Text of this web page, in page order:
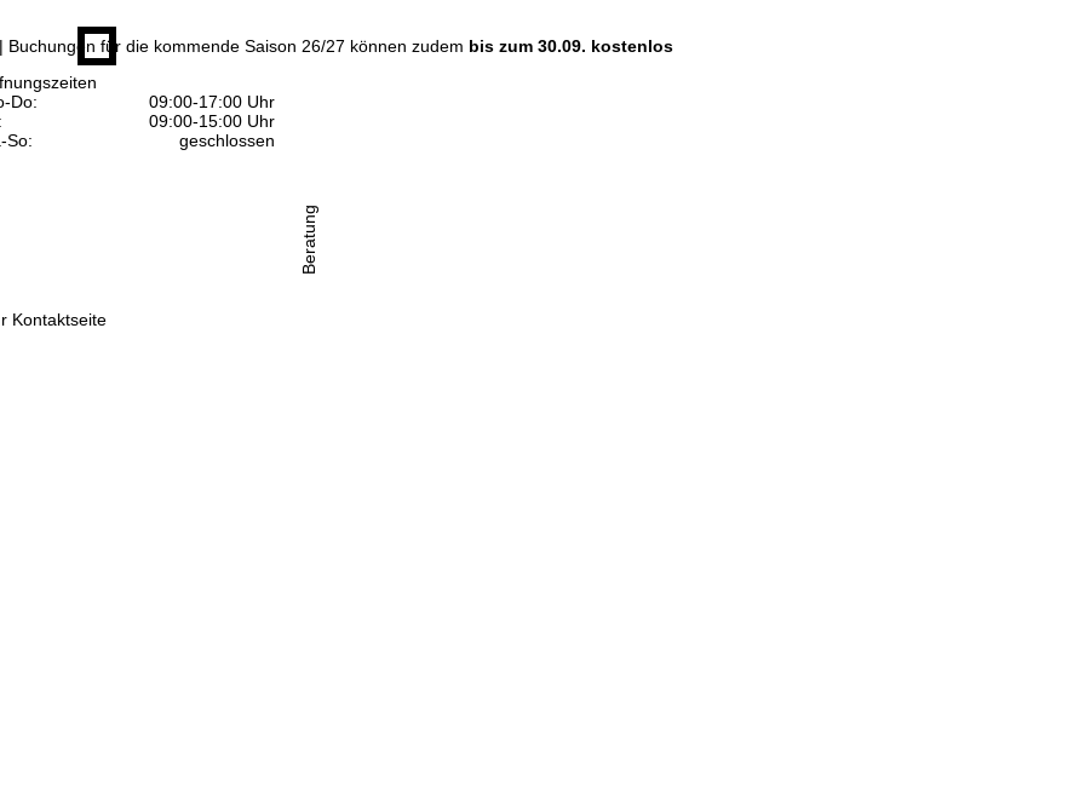
Do:
09:00-17:00 Uhr
09:00-15:00 Uhr
So:
geschlossen
Kontaktseite
Beratung
für die kommende Saison 26/27 können zudem bis zum 30.09. kostenlos